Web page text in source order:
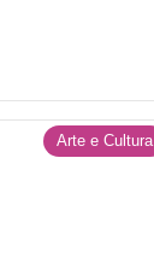
Arte e Cultura